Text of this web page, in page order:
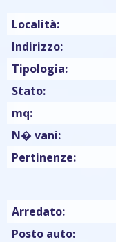
Località:
Indirizzo:
Tipologia:
Stato:
mq:
N� vani:
Pertinenze:
Arredato:
Posto auto: